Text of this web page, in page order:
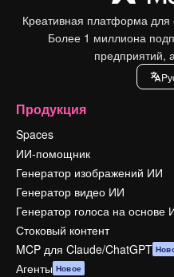
Креативная платформа
Более 1 миллиона
предприятий,
Продукция
Spaces
ИИ-помощник
Генератор изображений ИИ
Генератор видео ИИ
Генератор голоса на основе
Стоковый контент
MCP для Claude/ChatGPT
Агенты Новое